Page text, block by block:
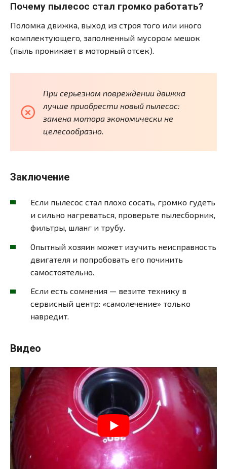
Почему пылесос стал громко работать?
Поломка движка, выход из строя того или иного
комплектующего, заполненный мусором мешок
(пыль проникает в моторный отсек).
При серьезном повреждении движка
лучше приобрести новый пылесос:
замена мотора экономически не
целесообразно.
Заключение
Если пылесос стал плохо сосать, громко гудеть
и сильно нагреваться, проверьте пылесборник,
фильтры, шланг и трубу.
Опытный хозяин может изучить неисправность
двигателя и попробовать его починить
самостоятельно.
Если есть сомнения — везите технику в
сервисный центр: «самолечение» только
навредит.
Видео